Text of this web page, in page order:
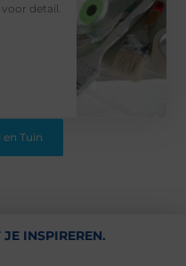
detail.
Tuin
INSPIREREN.